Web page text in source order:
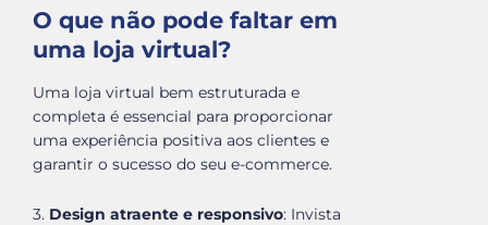
O que não pode faltar em
uma loja virtual?
Uma loja virtual bem estruturada e
completa é essencial para proporcionar
uma experiência positiva aos clientes e
garantir o sucesso do seu e-commerce.
3. Design atraente e responsivo: Invista